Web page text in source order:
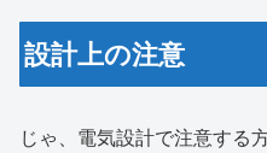
設計上の注意
じゃ、電気設計で注意する